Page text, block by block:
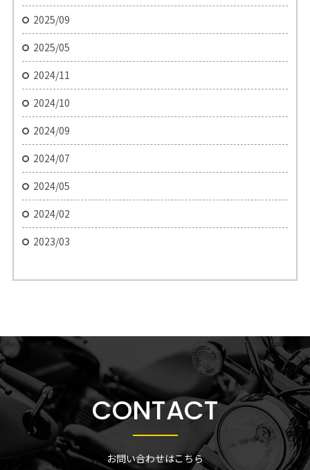
2025/09
2025/05
2024/11
2024/10
2024/09
2024/07
2024/05
2024/02
2023/03
CONTACT
お問い合わせはこちら